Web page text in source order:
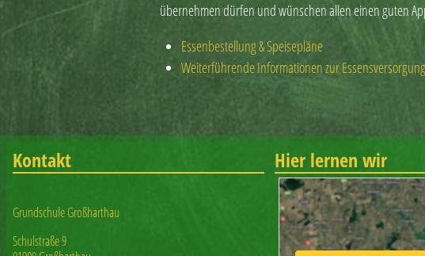
übernehmen dürfen und wünschen allen einen guten
Essenbestellung & Speisepläne
Weiterführende Informationen zur
Kontakt
Grundschule Großharthau
Schulstraße 9
Hier lernen wir